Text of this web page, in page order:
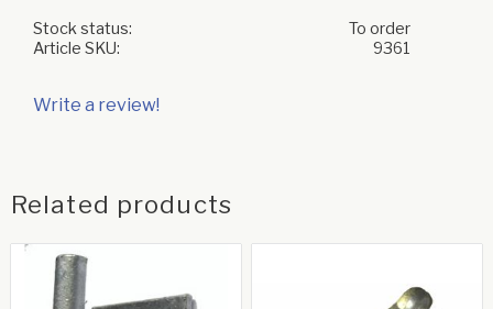
Stock status
To order
Article SKU
9361
Write a review!
Related products